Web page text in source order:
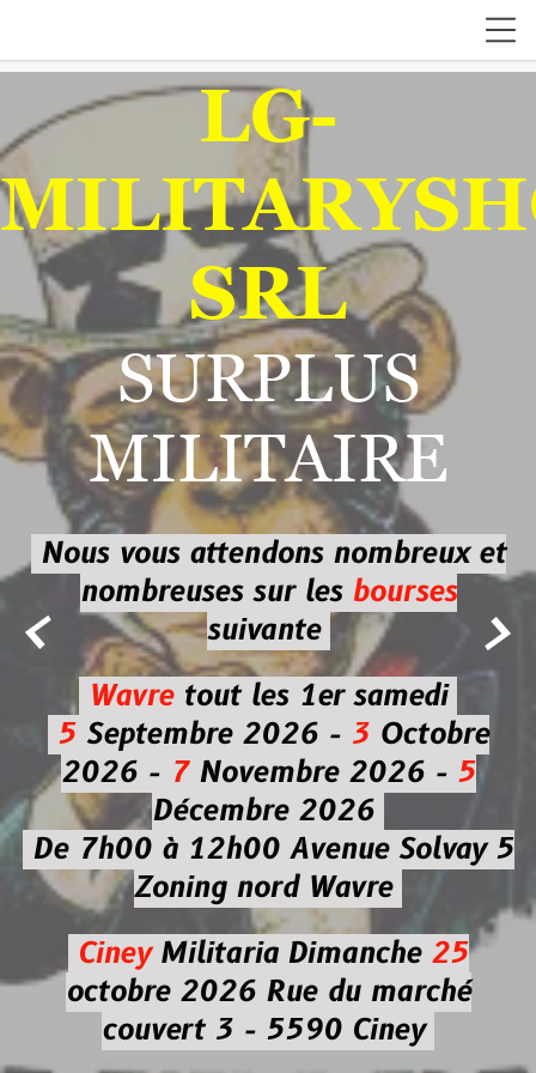
 
LG-
SRL
SURPLUS
MILITAIRE
Nous vous attendons nombreux et
nombreuses sur les bourses
suivante
Wavretout les 1er samedi
5Septembre 2026 - 3Octobre
2026 -7Novembre 2026 - 5
Décembre 2026
De 7h00 à 12h00 Avenue Solvay 5
Zoning nord Wavre
CineyMilitaria Dimanche 25
octobre 2026Rue du marché
couvert 3 - 5590 Ciney